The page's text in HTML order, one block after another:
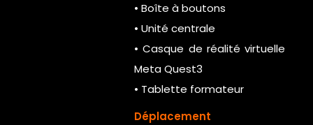
• Boîte à boutons
• Unité centrale
• Casque de réalité virtuelle
Meta Quest3
• Tablette formateur
Déplacement